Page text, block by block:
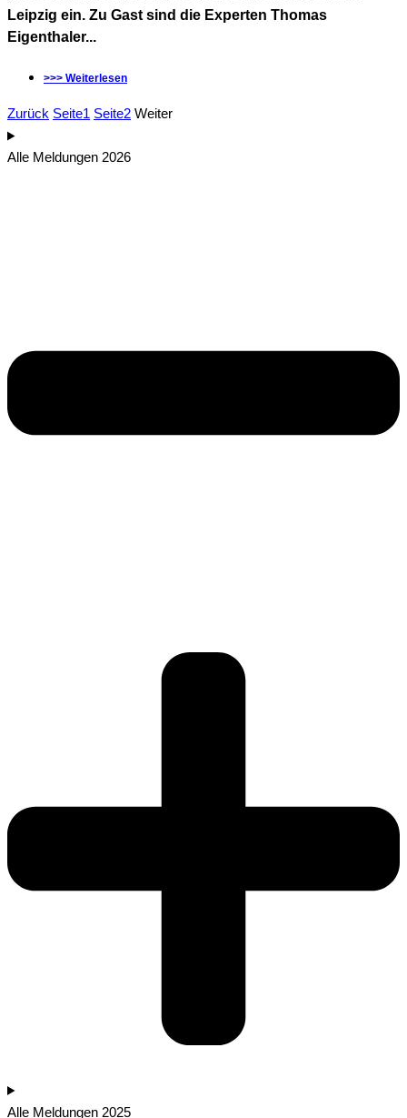
Leipzig ein. Zu Gast sind die Experten Thomas
Eigenthaler...
>>> Weiterlesen
Zurück Seite1 Seite2 Weiter
Alle Meldungen 2026
Alle Meldungen 2025